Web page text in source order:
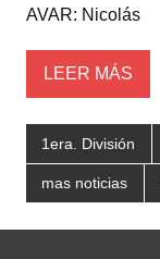
AVAR: Nicolás
LEER MÁS
1era. División
mas noticias